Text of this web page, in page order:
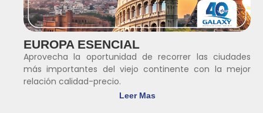
EUROPA ESENCIAL
Aprovecha la oportunidad de recorrer las ciudades
más importantes del viejo continente con la mejor
relación calidad-precio.
Leer Mas